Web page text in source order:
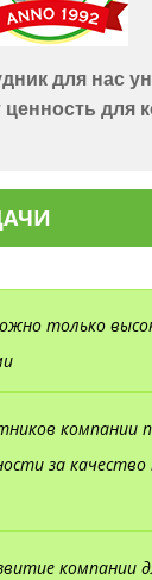
для нас
ценность для
только
компании
за качество
компании